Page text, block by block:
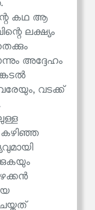
കഥ ആ
ലക്ഷ്യം
അദ്ദേഹം
വടക്ക്